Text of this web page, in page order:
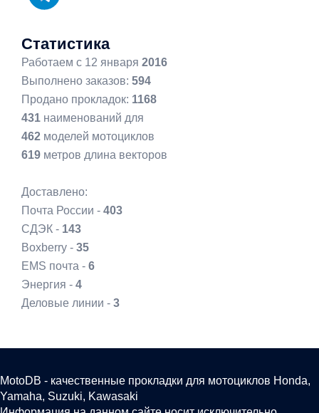
Статистика
Работаем с 12 января 2016
Выполнено заказов: 594
Продано прокладок: 1168
431 наименований для
462 моделей мотоциклов
619 метров длина векторов
Доставлено:
Почта России - 403
СДЭК - 143
Boxberry - 35
EMS почта - 6
Энергия - 4
Деловые линии - 3
MotoDB - качественные прокладки для мотоциклов Honda,
Yamaha, Suzuki, Kawasaki